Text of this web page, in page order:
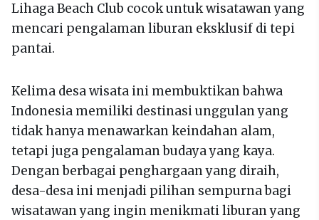
Lihaga Beach Club cocok untuk wisatawan yang
mencari pengalaman liburan eksklusif di tepi
pantai.
Kelima desa wisata ini membuktikan bahwa
Indonesia memiliki destinasi unggulan yang
tidak hanya menawarkan keindahan alam,
tetapi juga pengalaman budaya yang kaya.
Dengan berbagai penghargaan yang diraih,
desa-desa ini menjadi pilihan sempurna bagi
wisatawan yang ingin menikmati liburan yang